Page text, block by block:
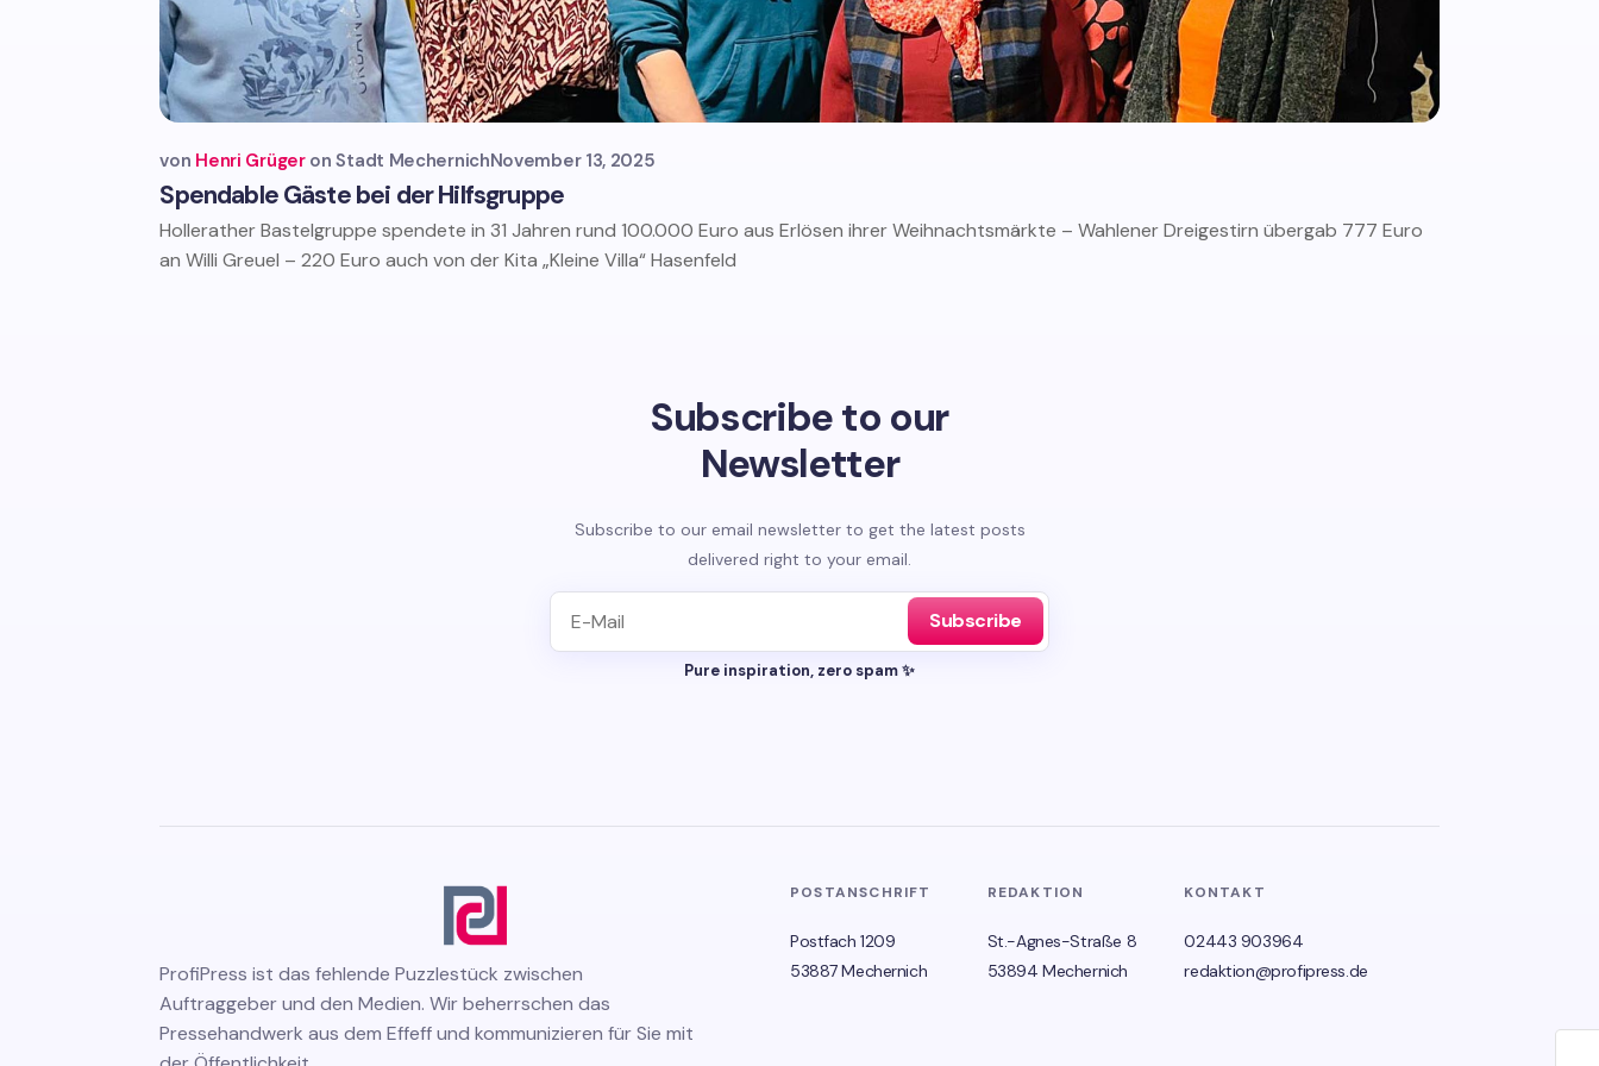
Spendable Gäste bei der Hilfsgruppe
von Henri Grüger Stadt MechernichNovember 13, 2025
Hollerather Bastelgruppe spendete in 31 Jahren rund 100.000 Euro aus Erlösen ihrer Weihnachtsmärkte – Wahlener Dreigestirn übergab 777 Euro
an Willi Greuel – 220 Euro auch von der Kita „Kleine Villa“ Hasenfeld
Subscribe to our
Newsletter
Subscribe to our email newsletter to get the latest posts
delivered right to your email.
Subscribe
Pure inspiration, zero spam ✨
ProfiPress ist das fehlende Puzzlestück zwischen
Auftraggeber und den Medien. Wir beherrschen das
Pressehandwerk aus dem Effeff und kommunizieren für Sie mit
POSTANSCHRIFT
Postfach 1209
53887 Mechernich
REDAKTION
St.-Agnes-Straße 8
53894 Mechernich
KONTAKT
02443 903964
redaktion@profipress.de